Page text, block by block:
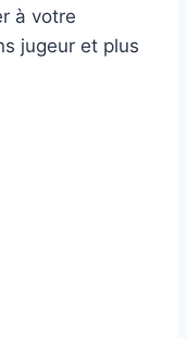
à votre
jugeur et plus